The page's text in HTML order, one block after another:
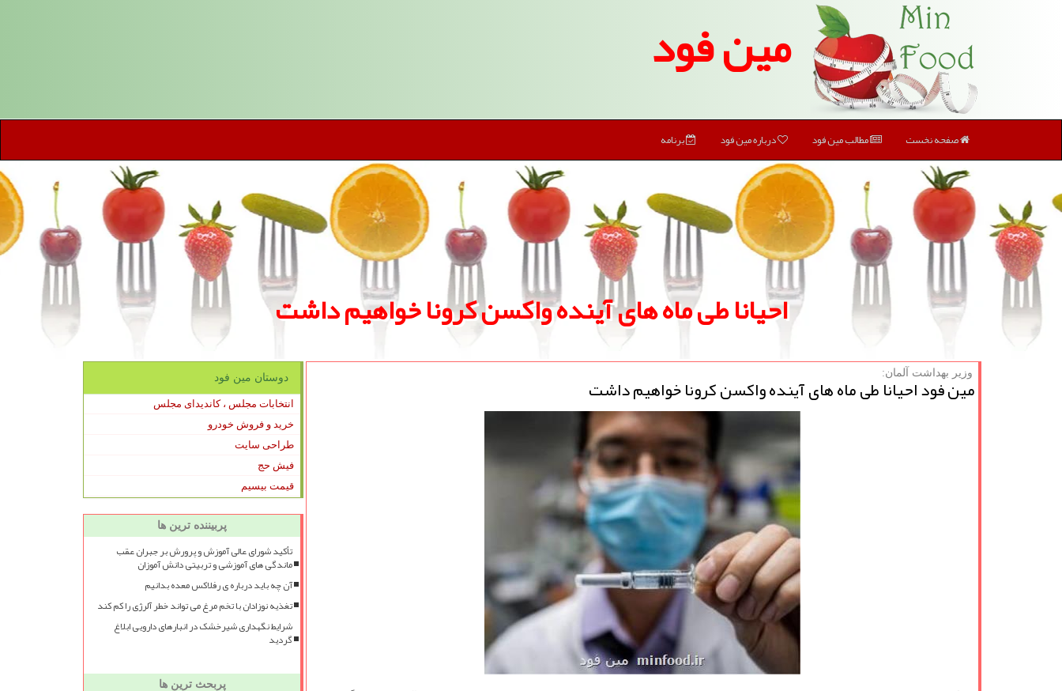
مین فود
صفحه نخست مطالب مین فود درباره مین فود برنامه
احیانا طی ماه های آینده واكسن كرونا خواهیم داشت
وزیر بهداشت آلمان:
مین فود احیانا طی ماه های آینده واكسن كرونا خواهیم داشت دوستان مین فود
انتخابات مجلس ، کاندیدای مجلس
خرید و فروش خودرو
طراحی سایت
فیش حج
قیمت بیسیم
پربیننده ترین ها
تأکید شورای عالی آموزش و پرورش بر جبران عقب
ماندگی های آموزشی و تربیتی دانش آموزان
آن چه باید درباره ی رفلاکس معده بدانیم
تغذیه نوزادان با تخم مرغ می تواند خطر آلرژی را کم کند
شرایط نگهداری شیرخشک در انبارهای دارویی ابلاغ
گردید
پربحث ترین ها